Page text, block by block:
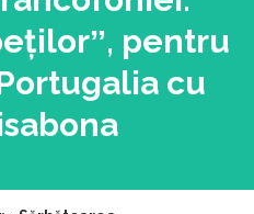
pentru
cu